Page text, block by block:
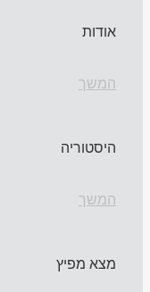
אודות
המשך
היסטוריה
המשך
מצא מפיץ